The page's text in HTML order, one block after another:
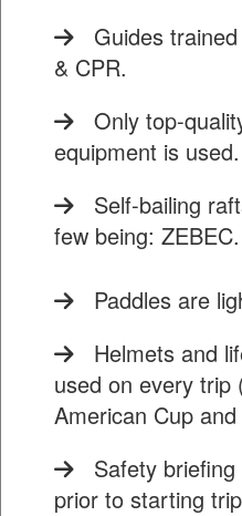
Guides trained
& CPR.
Only top-
equipment is used.
Self-bailing
few being: ZEBEC.
Paddles are
Helmets and
used on every trip
American Cup and
Safety briefing
prior to starting